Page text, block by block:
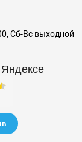
Сб-Вс выходной